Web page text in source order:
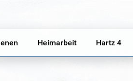
Heimarbeit Hartz 4